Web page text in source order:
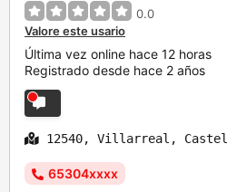
0.0
Valore este usario
Última vez online hace 12 horas
Registrado desde hace 2 años
12540, Villarreal,
65304xxxx